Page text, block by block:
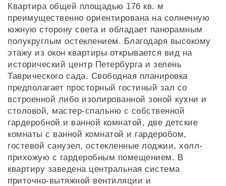
Квартира общей площадью 176 кв. м
преимущественно ориентирована на солнечную
южную сторону света и обладает панорамным
полукруглым остеклением. Благодаря высокому
этажу из окон квартиры открывается вид на
исторический центр Петербурга и зелень
Таврического сада. Свободная планировка
предполагает просторный гостиный зал со
встроенной либо изолированной зоной кухни и
столовой, мастер-спальню с собственной
гардеробной и ванной комнатой, две детские
комнаты с ванной комнатой и гардеробом,
гостевой санузел, остекленные лоджии, холл-
прихожую с гардеробным помещением. В
квартиру заведена центральная система
приточно-вытяжной вентиляции и